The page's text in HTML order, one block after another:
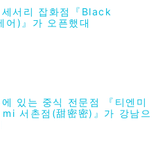
서리 잡화점『Black
어)』가 오픈했대
있는 중식 전문점 『티엔미
서촌점(甜密密)』가 강남으